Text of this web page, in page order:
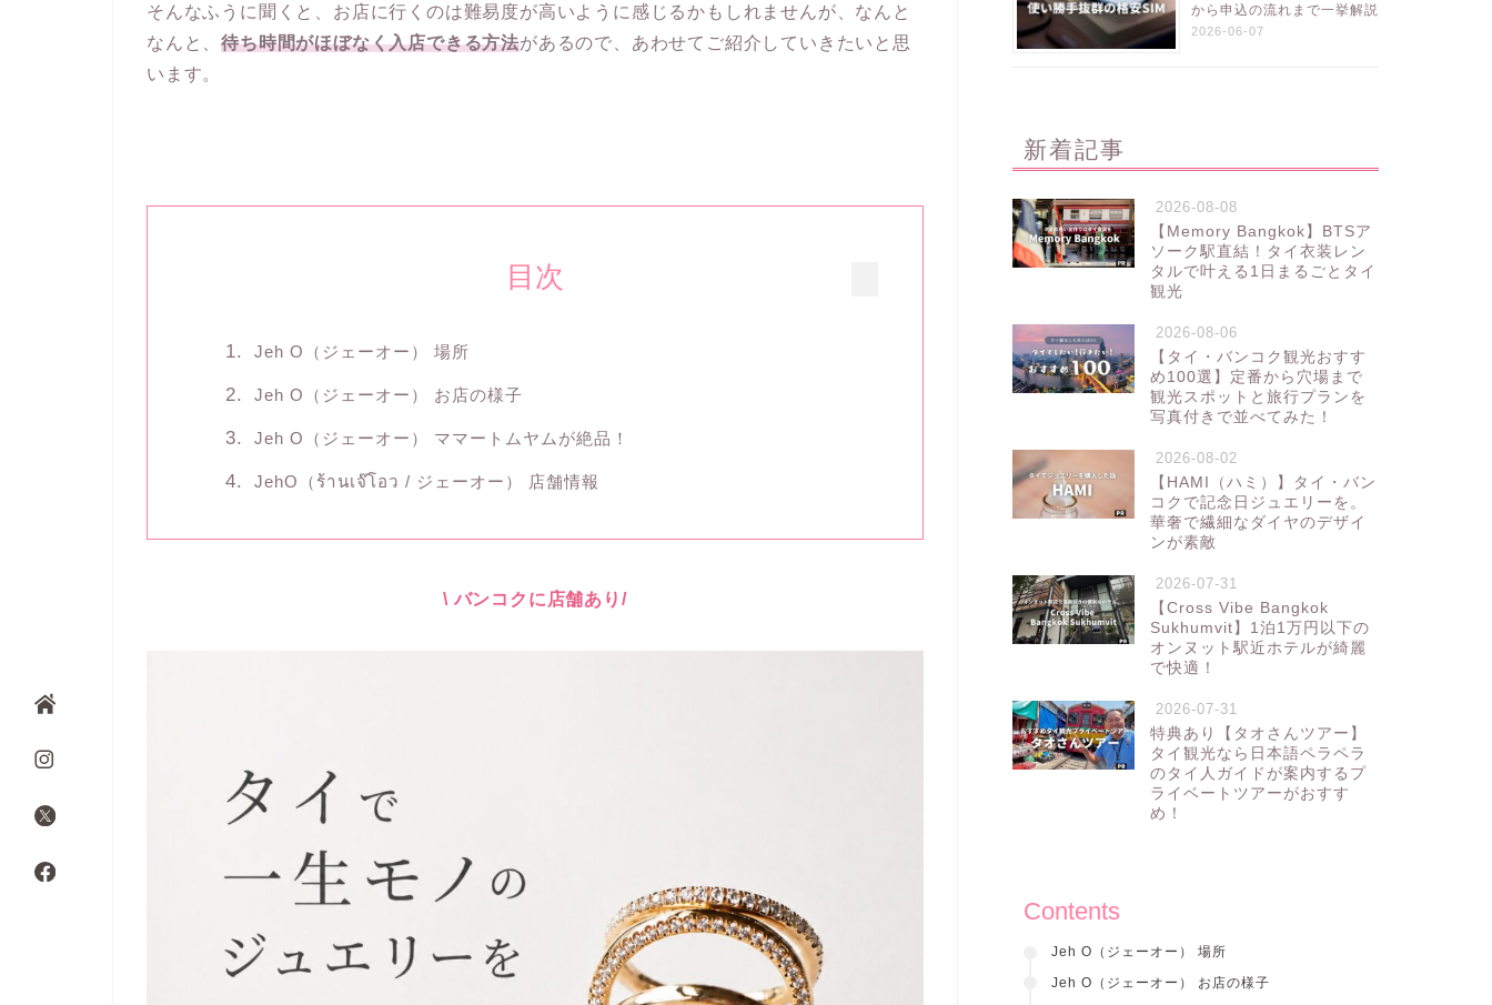
そんなふうに聞くと、お店に行くのは難易度が高いように感じるかもしれませんが、なんと
なんと、待ち時間がほぼなく入店できる方法があるので、あわせてご紹介していきたいと思
います。
目次
Jeh O（ジェーオー） 場所
Jeh O（ジェーオー） お店の様子
Jeh O（ジェーオー） ママートムヤムが絶品！
JehO（ร้านเจ๊โอว / ジェーオー） 店舗情報
\ バンコクに店舗あり/
から申込の流れまで一挙解説
2026-06-07
新着記事
2026-08-08
【Memory Bangkok】BTSア
ソーク駅直結！タイ衣装レン
タルで叶える1日まるごとタイ
観光
2026-08-06
【タイ・バンコク観光おすす
め100選】定番から穴場まで
観光スポットと旅行プランを
写真付きで並べてみた！
2026-08-02
【HAMI（ハミ）】タイ・バン
コクで記念日ジュエリーを。
華奢で繊細なダイヤのデザイ
ンが素敵
2026-07-31
【Cross Vibe Bangkok
Sukhumvit】1泊1万円以下の
オンヌット駅近ホテルが綺麗
で快適！
2026-07-31
特典あり【タオさんツアー】
タイ観光なら日本語ペラペラ
のタイ人ガイドが案内するプ
ライベートツアーがおすす
め！
Contents
Jeh O（ジェーオー） 場所
Jeh O（ジェーオー） お店の様子